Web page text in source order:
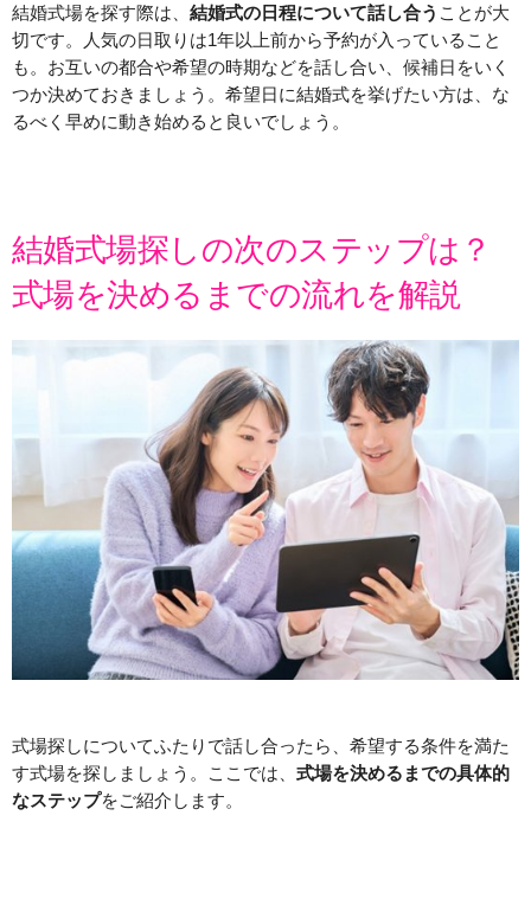
結婚式場を探す際は、 結婚式の日程について話し合う ことが大
切です。人気の日取りは1年以上前から予約が入っていること
も。お互いの都合や希望の時期などを話し合い、候補日をいく
つか決めておきましょう。 希望日に結婚式を挙げたい方は、な
るべく早めに動き始めると良いでしょう。
結婚式場探しの次のステップは？
式場を決めるまでの流れを解説
式場探しについてふたりで話し合ったら、希望する条件を満た
す式場を探しましょう。ここでは、 式場を決めるまでの具体的
なステップをご紹介します。